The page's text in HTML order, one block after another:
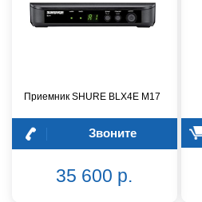
Приемник SHURE BLX4E M17
Звоните
35 600 р.